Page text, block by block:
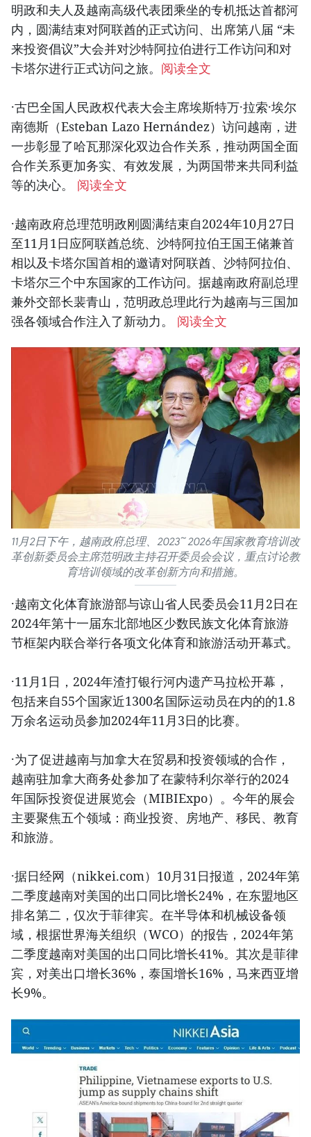
明政和夫人及越南高级代表团乘坐的专机抵达首都河
内，圆满结束对阿联酋的正式访问、出席第八届 “未
来投资倡议”大会并对沙特阿拉伯进行工作访问和对
卡塔尔进行正式访问之旅。 阅读全文
·古巴全国人民政权代表大会主席埃斯特万·拉索·埃尔
南德斯（Esteban Lazo Hernández）访问越南，进
一步彰显了哈瓦那深化双边合作关系，推动两国全面
合作关系更加务实、有效发展，为两国带来共同利益
等的决心。 阅读全文
·越南政府总理范明政刚圆满结束自2024年10月27日
至11月1日应阿联酋总统、沙特阿拉伯王国王储兼首
相以及卡塔尔国首相的邀请对阿联酋、沙特阿拉伯、
卡塔尔三个中东国家的工作访问。据越南政府副总理
兼外交部长裴青山，范明政总理此行为越南与三国加
强各领域合作注入了新动力。 阅读全文
11月2日下午，越南政府总理、2023~2026年国家教育培训改
革创新委员会主席范明政主持召开委员会会议，重点讨论教
育培训领域的改革创新方向和措施。
·越南文化体育旅游部与谅山省人民委员会11月2日在
2024年第十一届东北部地区少数民族文化体育旅游
节框架内联合举行各项文化体育和旅游活动开幕式。
·11月1日，2024年渣打银行河内遗产马拉松开幕，
包括来自55个国家近1300名国际运动员在内的的1.8
万余名运动员参加2024年11月3日的比赛。
·为了促进越南与加拿大在贸易和投资领域的合作，
越南驻加拿大商务处参加了在蒙特利尔举行的2024
年国际投资促进展览会（MIBIExpo）。今年的展会
主要聚焦五个领域：商业投资、房地产、移民、教育
和旅游。
·据日经网（nikkei.com）10月31日报道，2024年第
二季度越南对美国的出口同比增长24%，在东盟地区
排名第二，仅次于菲律宾。在半导体和机械设备领
域，根据世界海关组织（WCO）的报告，2024年第
二季度越南对美国的出口同比增长41%。其次是菲律
宾，对美出口增长36%，泰国增长16%，马来西亚增
长9%。